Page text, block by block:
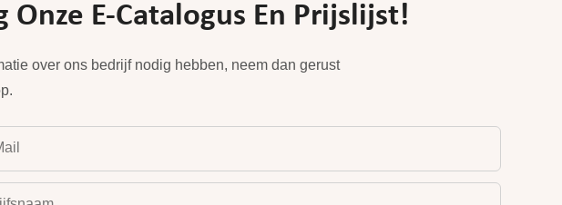
E-Catalogus En Prijslijst!
over ons bedrijf nodig hebben, neem dan gerust